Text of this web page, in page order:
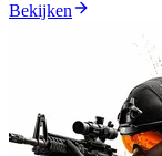
Bekijken